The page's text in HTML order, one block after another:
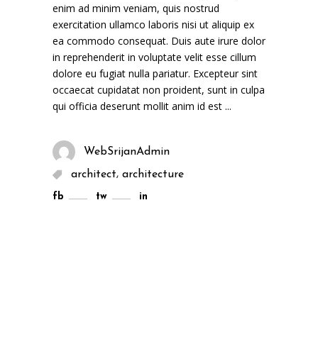
enim ad minim veniam, quis nostrud
exercitation ullamco laboris nisi ut aliquip ex
ea commodo consequat. Duis aute irure dolor
in reprehenderit in voluptate velit esse cillum
dolore eu fugiat nulla pariatur. Excepteur sint
occaecat cupidatat non proident, sunt in culpa
qui officia deserunt mollit anim id est
WebSrijanAdmin
architect, architecture
fb tw in